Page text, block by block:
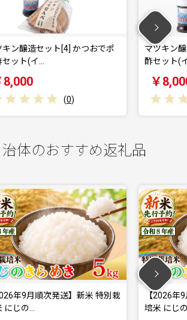
醸造セット[4] かつおでポ
ト(イ…
(0)
マツキン醸造
酢セット(イカ…
￥8,000
治体のおすすめ返礼品
年9月順次発送】新米 特別栽
にじの…
【2026年
培米 にじ